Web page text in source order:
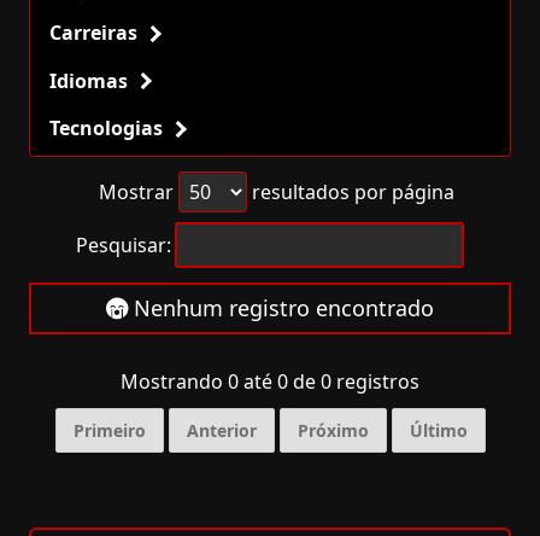
Carreiras
Idiomas
Tecnologias
Mostrar
resultados por página
Pesquisar:
Nenhum registro encontrado
Mostrando 0 até 0 de 0 registros
Primeiro Anterior Próximo Último